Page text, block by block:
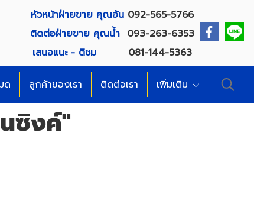
หัวหน้าฝ่ายขาย คุณอัน 092-565-5766
ติดต่อฝ่ายขาย คุณน้ำ 093-263-6353
เสนอแนะ - ติชม 081-144-5363
ด ลูกค้าของเรา ติดต่อเรา เพิ่มเติม
ซิงค์"